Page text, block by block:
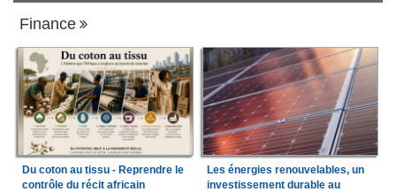
Finance
Du coton au tissu - Reprendre le
contrôle du récit africain
Les énergies renouvelables, un
investissement durable au